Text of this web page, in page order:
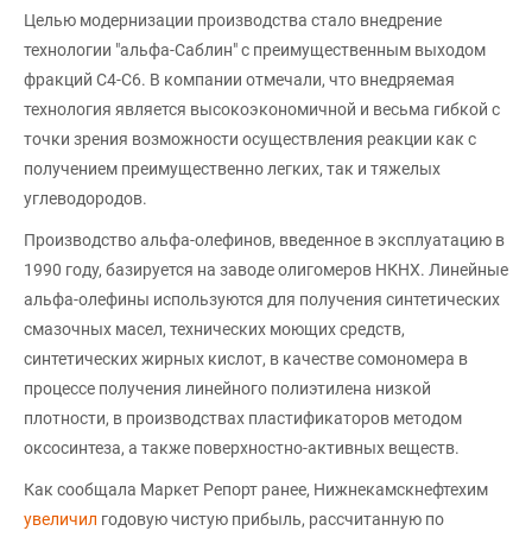
Целью модернизации производства стало внедрение
технологии "альфа-Саблин" с преимущественным выходом
фракций С4-С6. В компании отмечали, что внедряемая
технология является высокоэкономичной и весьма гибкой с
точки зрения возможности осуществления реакции как с
получением преимущественно легких, так и тяжелых
углеводородов.
Производство альфа-олефинов, введенное в эксплуатацию в
1990 году, базируется на заводе олигомеров НКНХ. Линейные
альфа-олефины используются для получения синтетических
смазочных масел, технических моющих средств,
синтетических жирных кислот, в качестве сомономера в
процессе получения линейного полиэтилена низкой
плотности, в производствах пластификаторов методом
оксосинтеза, а также поверхностно-активных веществ.
Как сообщала Маркет Репорт ранее, Нижнекамскнефтехим
увеличил годовую чистую прибыль, рассчитанную по